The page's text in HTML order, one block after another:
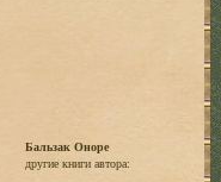
Бальзак Оноре
другие книги автора: